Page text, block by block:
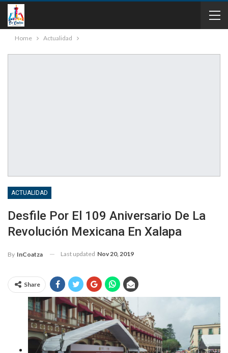
Home Actualidad
ACTUALIDAD
Desfile Por El 109 Aniversario De La
Revolución Mexicana En Xalapa
By InCoatza Last updated Nov 20, 2019
Share